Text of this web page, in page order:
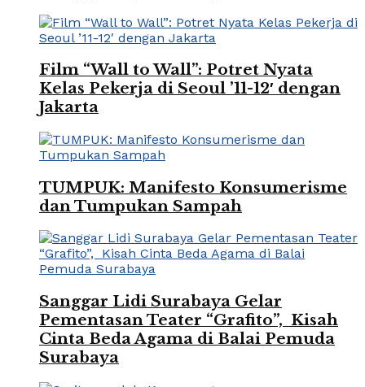
Film “Wall to Wall”: Potret Nyata
Kelas Pekerja di Seoul ’11-12′ dengan
Jakarta
TUMPUK: Manifesto Konsumerisme
dan Tumpukan Sampah
Sanggar Lidi Surabaya Gelar
Pementasan Teater “Grafito”, Kisah
Cinta Beda Agama di Balai Pemuda
Surabaya